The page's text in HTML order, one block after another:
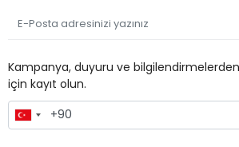
Kampanya, duyuru ve
için kayıt olun.